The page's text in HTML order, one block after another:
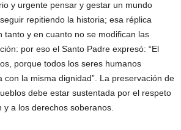
y urgente pensar y gestar un mundo
repitiendo la historia; esa réplica
tanto y en cuanto no se modifican las
por eso el Santo Padre expresó: “El
porque todos los seres humanos
con la misma dignidad”. La preservación de
debe estar sustentada por el respeto
a los derechos soberanos.